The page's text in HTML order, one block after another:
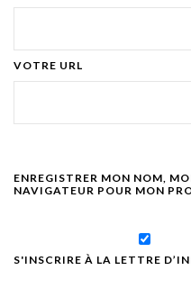
VOTRE URL
ENREGISTRER MON NOM,
NAVIGATEUR POUR MON
S'INSCRIRE À LA LETTRE